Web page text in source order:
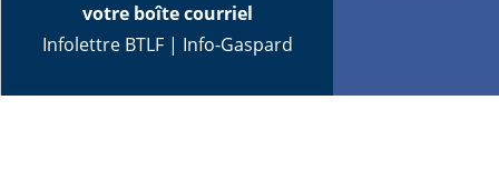
votre boîte courriel
Infolettre BTLF| Info-Gaspard